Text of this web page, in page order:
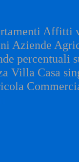
Affitti
Aziende
Villa Casa